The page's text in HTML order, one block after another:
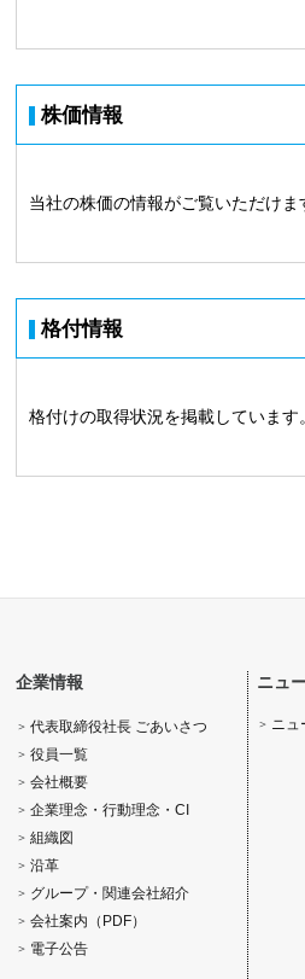
株価情報
当社の株価の情報がご覧いただけま
格付情報
格付けの取得状況を掲載しています。
企業情報
代表取締役社長 ごあいさつ
役員一覧
会社概要
企業理念・行動理念・CI
組織図
沿革
グループ・関連会社紹介
会社案内（PDF）
電子公告
ニュ
ニュ